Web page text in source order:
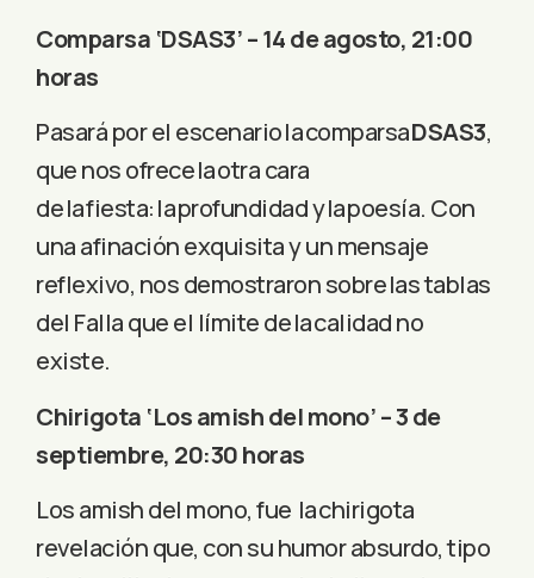
Comparsa ‘DSAS3’ – 14 de agosto, 21:00
horas
Pasará por el escenario la comparsaDSAS3,
que nos ofrece la otra cara
de la fiesta: la profundidad y la poesía. Con
una afinación exquisita y un mensaje
reflexivo, nos demostraron sobre las tablas
del Falla que el límite de la calidad no
existe.
Chirigota ‘Los amish del mono’ – 3 de
septiembre, 20:30 horas
Los amish del mono, fue la chirigota
revelación que, con su humor absurdo, tipo